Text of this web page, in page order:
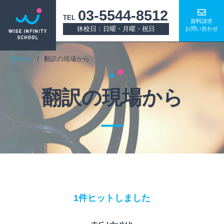
TEL 03-5544-8512
休校日：日曜・月曜・祝日
資料請求
お問い合わせ
ホーム 翻訳の現場から
翻訳の現場から
1件ヒットしました